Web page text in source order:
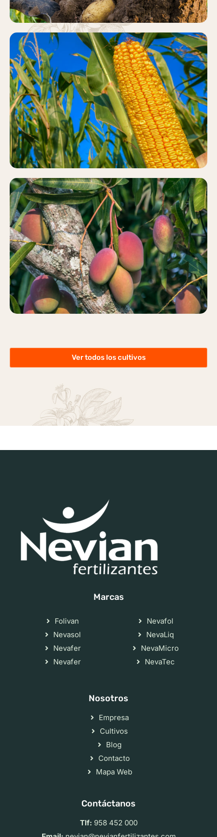
MAÍZ
Más información
MANGO
Más información
Ver todos los cultivos
Marcas
Folivan
Nevasol
Nevafer
Nevafer
Nevafol
NevaLiq
NevaMicro
NevaTec
Nosotros
Empresa
Cultivos
Blog
Contacto
Mapa Web
Contáctanos
Tlf: 958 452 000